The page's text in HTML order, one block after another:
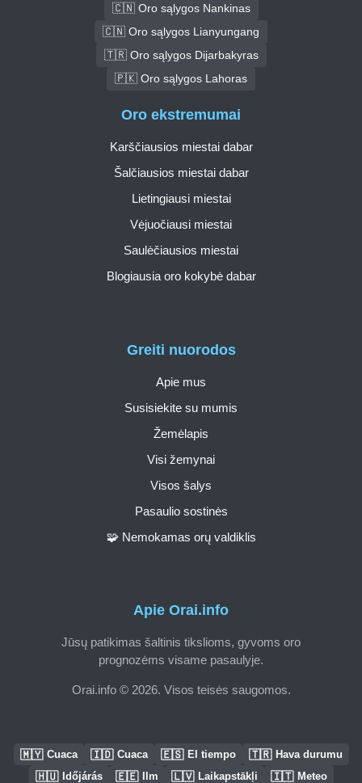
🇨🇳 Oro sąlygos Nankinas
🇨🇳 Oro sąlygos Lianyungang
🇹🇷 Oro sąlygos Dijarbakyras
🇵🇰 Oro sąlygos Lahoras
Apie Orai.info
Jūsų patikimas šaltinis tikslioms, gyvoms oro
prognozėms visame pasaulyje.
Orai.info © 2026. Visos teisės saugomos.
Greiti nuorodos
Apie mus
Susisiekite su mumis
Žemėlapis
Visi žemynai
Visos šalys
Pasaulio sostinės
🧩 Nemokamas orų valdiklis
Oro ekstremumai
Karščiausios miestai dabar
Šalčiausios miestai dabar
Lietingiausi miestai
Vėjuočiausi miestai
Saulėčiausios miestai
Blogiausia oro kokybė dabar
🇲🇾 Cuaca 🇮🇩 Cuaca 🇪🇸 El tiempo 🇹🇷 Hava durumu
🇭🇺 Időjárás 🇪🇪 Ilm 🇱🇻 Laikapstākļi 🇮🇹 Meteo